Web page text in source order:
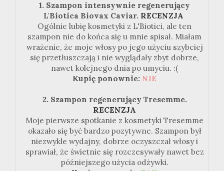
1. Szampon intensywnie regenerujący
L'Biotica Biovax Caviar. RECENZJA
Ogólnie lubię kosmetyki z L'Biotici, ale ten
szampon nie do końca się u mnie spisał. Miałam
wrażenie, że moje włosy po jego użyciu szybciej
się przetłuszczają i nie wyglądały zbyt dobrze,
nawet kolejnego dnia po umyciu. :(
Kupię ponownie: NIE
2. Szampon regenerujący Tresemme.
RECENZJA
Moje pierwsze spotkanie z kosmetyki Tresemme
okazało się być bardzo pozytywne. Szampon był
niezwykle wydajny, dobrze oczyszczał włosy i
sprawiał, że świetnie się rozczesywały nawet bez
późniejszego użycia odżywki.